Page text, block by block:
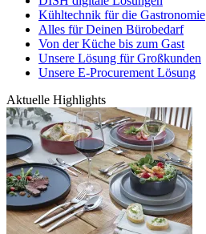
Kühltechnik für die Gastronomie
Alles für Deinen Bürobedarf
Von der Küche bis zum Gast
Unsere Lösung für Großkunden
Unsere E-Procurement Lösung
Aktuelle Highlights